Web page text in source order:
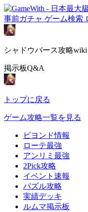
事前ガチャ ゲーム検索
シャドウバース攻略wiki
掲示板Q&A
トップに戻る
ゲーム攻略一覧を見る
ビヨンド情報
ローテ最強
アンリミ最強
2Pick攻略
イベント速報
パズル攻略
実績デッキ
ルムマ掲示板